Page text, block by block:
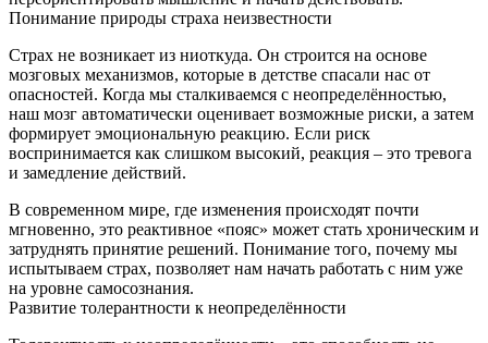
Понимание природы страха неизвестности
Страх не возникает из ниоткуда. Он строится на основе
мозговых механизмов, которые в детстве спасали нас от
опасностей. Когда мы сталкиваемся с неопределённостью,
наш мозг автоматически оценивает возможные риски, а затем
формирует эмоциональную реакцию. Если риск
воспринимается как слишком высокий, реакция – это тревога
и замедление действий.
В современном мире, где изменения происходят почти
мгновенно, это реактивное «пояс» может стать хроническим и
затруднять принятие решений. Понимание того, почему мы
испытываем страх, позволяет нам начать работать с ним уже
на уровне самосознания.
Развитие толерантности к неопределённости